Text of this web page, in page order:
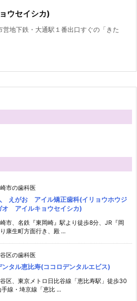
ウセイシカ)
地下鉄・大通駅１番出口すぐの「きた
市の歯科医
えがお アイル矯正歯科(イリョウホウジ
アイルキョウセイシカ)
市、名鉄『東岡崎』駅より徒歩8分、JR『岡
康生町方面行き、殿 ...
区の歯科医
ンタル恵比寿(ココロデンタルエビス)
区、東京メトロ日比谷線「恵比寿駅」徒歩30
線・埼京線「恵比 ...